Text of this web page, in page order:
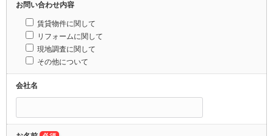
お問い合わせ内容
賃貸物件に関して
リフォームに関して
現地調査に関して
その他について
会社名